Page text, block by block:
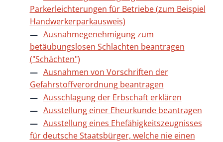
Parkerleichterungen für Betriebe (zum Beispiel
Handwerkerparkausweis)
Ausnahmegenehmigung zum
betäubungslosen Schlachten beantragen
("Schächten")
Ausnahmen von Vorschriften der
Gefahrstoffverordnung beantragen
Ausschlagung der Erbschaft erklären
Ausstellung einer Eheurkunde beantragen
Ausstellung eines Ehefähigkeitszeugnisses
für deutsche Staatsbürger, welche nie einen